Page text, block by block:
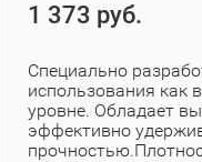
1 373 руб.
Специально
использования как
уровне. Обладает
эффективно